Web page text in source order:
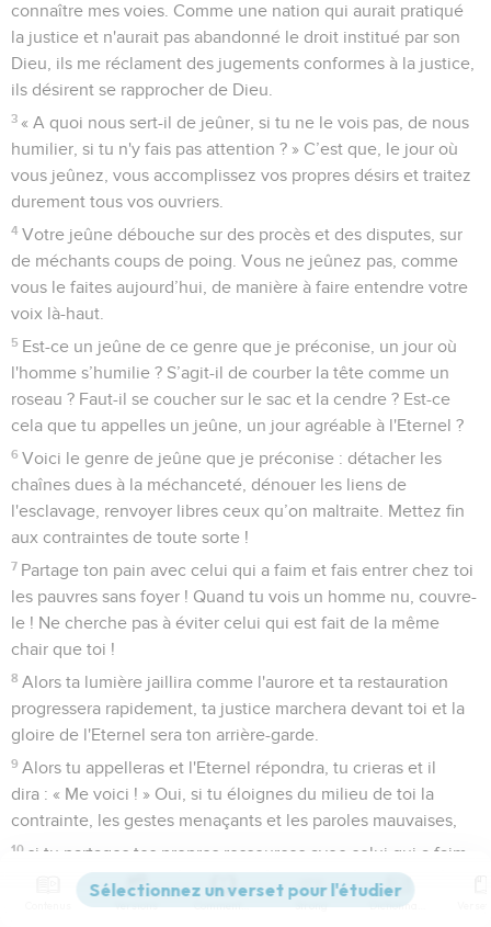
connaître mes voies. Comme une nation qui aurait pratiqué
la justice et n'aurait pas abandonné le droit institué par son
Dieu, ils me réclament des jugements conformes à la justice,
ils désirent se rapprocher de Dieu.
3 « A quoi nous sert-il de jeûner, si tu ne le vois pas, de nous
humilier, si tu n'y fais pas attention ? » C’est que, le jour où
vous jeûnez, vous accomplissez vos propres désirs et traitez
durement tous vos ouvriers.
4 Votre jeûne débouche sur des procès et des disputes, sur
de méchants coups de poing. Vous ne jeûnez pas, comme
vous le faites aujourd’hui, de manière à faire entendre votre
voix là-haut.
5 Est-ce un jeûne de ce genre que je préconise, un jour où
l'homme s’humilie ? S’agit-il de courber la tête comme un
roseau ? Faut-il se coucher sur le sac et la cendre ? Est-ce
cela que tu appelles un jeûne, un jour agréable à l'Eternel ?
6 Voici le genre de jeûne que je préconise : détacher les
chaînes dues à la méchanceté, dénouer les liens de
l'esclavage, renvoyer libres ceux qu’on maltraite. Mettez fin
aux contraintes de toute sorte !
7 Partage ton pain avec celui qui a faim et fais entrer chez toi
les pauvres sans foyer ! Quand tu vois un homme nu, couvre-
le ! Ne cherche pas à éviter celui qui est fait de la même
chair que toi !
8 Alors ta lumière jaillira comme l'aurore et ta restauration
progressera rapidement, ta justice marchera devant toi et la
gloire de l'Eternel sera ton arrière-garde.
9 Alors tu appelleras et l'Eternel répondra, tu crieras et il
dira : « Me voici ! » Oui, si tu éloignes du milieu de toi la
contrainte, les gestes menaçants et les paroles mauvaises,
10 si tu partages tes propres ressources avec celui qui a faim,
si tu réponds aux besoins de l’opprimé, ta lumière surgira au
milieu des ténèbres et ton obscurité sera pareille à la clarté
Versions Commentaires Strong